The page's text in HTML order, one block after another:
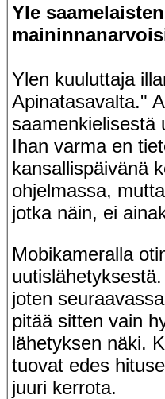
Yle
Ylen kuuluttaja
Apinatasavalta."
saamenkielisestä
Ihan varma en
kansallispäivänä
ohjelmassa,
jotka näin, ei
Mobikameralla
joten
pitää sitten vain
lähetyksen näki.
tuovat edes
juuri kerrota.